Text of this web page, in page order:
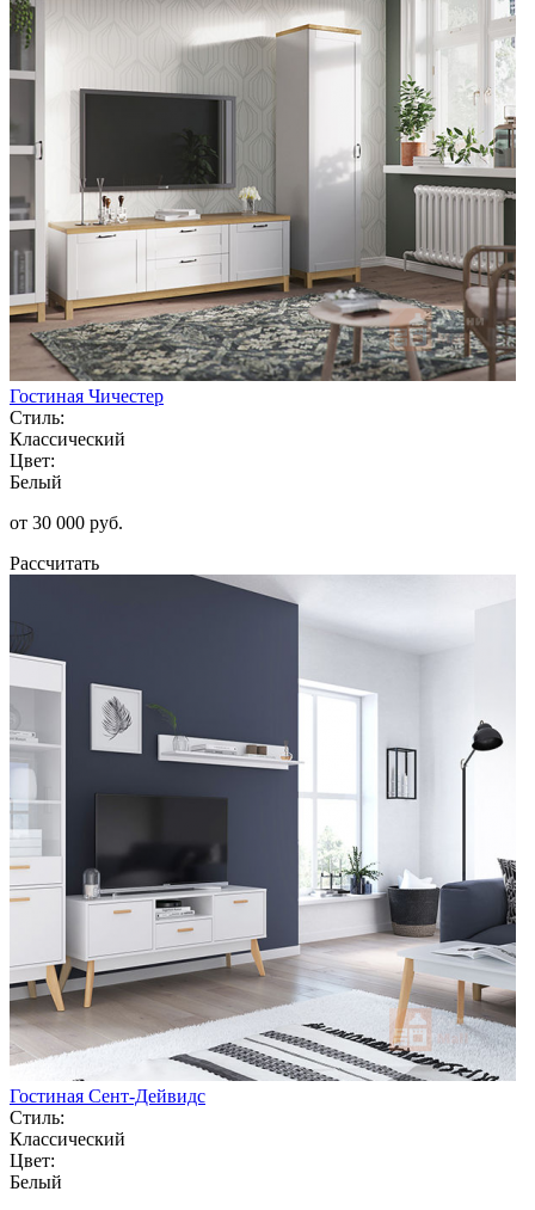
Гостиная Чичестер
Стиль:
Классический
Цвет:
Белый
от 30 000 руб.
Рассчитать
Гостиная Сент-Дейвидс
Стиль:
Классический
Цвет:
Белый